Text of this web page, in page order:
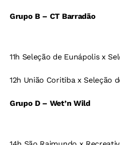
Grupo B – CT Barradão
11h Seleção de Eunápolis x
12h União Coritiba x Seleção
Grupo D – Wet’n Wild